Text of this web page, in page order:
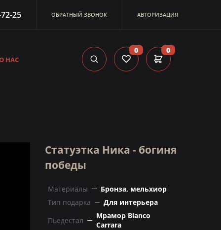
АВТОРИЗАЦИЯ
ОБРАТНЫЙ ЗВОНОК
25
НАС
0
0
Статуэтка Ника - богиня
победы
Материалы
Бронза, мельхиор
Тип подарка
Для интерьера
Пьедестал
Мрамор Bianco
Carrara